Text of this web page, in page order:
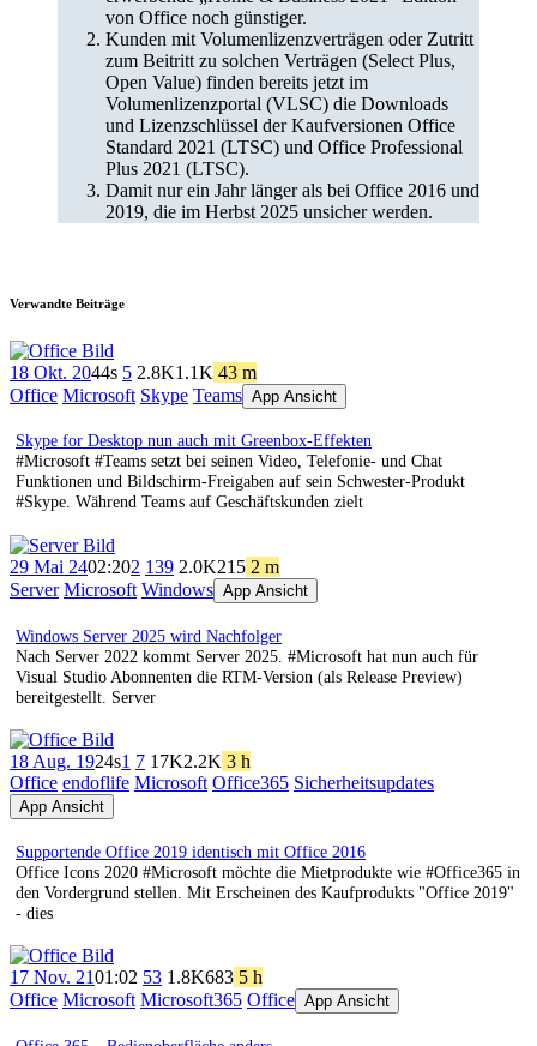
von Office noch günstiger.
Kunden mit Volumenlizenzverträgen oder Zutritt
zum Beitritt zu solchen Verträgen (Select Plus,
Open Value) finden bereits jetzt im
Volumenlizenzportal (VLSC) die Downloads
und Lizenzschlüssel der Kaufversionen Office
Standard 2021 (LTSC) und Office Professional
Plus 2021 (LTSC).
Damit nur ein Jahr länger als bei Office 2016 und
2019, die im Herbst 2025 unsicher werden.
Verwandte Beiträge
18 Okt. 2044s 5 2.8K1.1K 43 m
Office Microsoft Skype Teams App Ansicht
Skype for Desktop nun auch mit Greenbox-Effekten
#Microsoft #Teams setzt bei seinen Video, Telefonie- und Chat
Funktionen und Bildschirm-Freigaben auf sein Schwester-Produkt
#Skype. Während Teams auf Geschäftskunden zielt
29 Mai 2402:202 139 2.0K215 2 m
Server Microsoft Windows App Ansicht
Windows Server 2025 wird Nachfolger
Nach Server 2022 kommt Server 2025. #Microsoft hat nun auch für
Visual Studio Abonnenten die RTM-Version (als Release Preview)
bereitgestellt. Server
18 Aug. 1924s1 7 17K2.2K 3 h
Office endoflife Microsoft Office365 Sicherheitsupdates
App Ansicht
Supportende Office 2019 identisch mit Office 2016
Office Icons 2020 #Microsoft möchte die Mietprodukte wie #Office365 in
den Vordergrund stellen. Mit Erscheinen des Kaufprodukts "Office 2019"
- dies
17 Nov. 2101:02 53 1.8K683 5 h
Office Microsoft Microsoft365 Office App Ansicht